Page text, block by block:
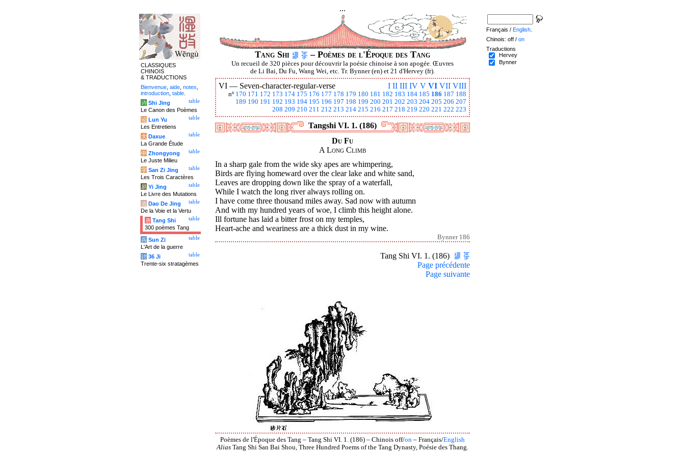
...
Tang Shi – Poèmes de l'Époque des Tang
Un recueil de 320 pièces pour découvrir la poésie chinoise à son apogée. Œuvres
de Li Bai, Du Fu, Wang Wei, etc. Tr. Bynner (en) et 21 d'Hervey (fr).
I II III IV V VI VII VIII
VI — Seven-character-regular-verse
nº 170 171 172 173 174 175 176 177 178 179 180 181 182 183 184 185 186 187 188
189 190 191 192 193 194 195 196 197 198 199 200 201 202 203 204 205 206 207
208 209 210 211 212 213 214 215 216 217 218 219 220 221 222 223
Tangshi VI. 1. (186)
Du Fu
A Long Climb
In a sharp gale from the wide sky apes are whimpering,
Birds are flying homeward over the clear lake and white sand,
Leaves are dropping down like the spray of a waterfall,
While I watch the long river always rolling on.
I have come three thousand miles away. Sad now with autumn
And with my hundred years of woe, I climb this height alone.
Ill fortune has laid a bitter frost on my temples,
Heart-ache and weariness are a thick dust in my wine.
Bynner 186
Tang Shi VI. 1. (186)
Page précédente
Page suivante
Poèmes de l'Époque des Tang – Tang Shi VI. 1. (186) – Chinois off/on – Français/English
Alias Tang Shi San Bai Shou, Three Hundred Poems of the Tang Dynasty, Poésie des Thang.
CLASSIQUES
CHINOIS
& TRADUCTIONS
Bienvenue aide notes
introduction table
table
诗 Shi Jing
Le Canon des Poèmes
table
论 Lun Yu
Les Entretiens
table
大 Daxue
La Grande Étude
table
中 Zhongyong
Le Juste Milieu
table
字 San Zi Jing
Les Trois Caractères
table
易 Yi Jing
Le Livre des Mutations
table
道 Dao De Jing
De la Voie et la Vertu
table
唐 Tang Shi
300 poèmes Tang
table
兵 Sun Zi
L'Art de la guerre
table
计 36 Ji
Trente-six stratagèmes
Français / English
Chinois: off / on
Traductions
Hervey
Bynner